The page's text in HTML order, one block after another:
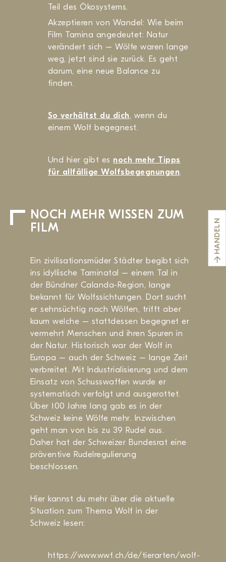
Teil des Ökosystems.
Akzeptieren von Wandel: Wie beim
Film Tamina angedeutet: Natur
verändert sich – Wölfe waren lange
weg, jetzt sind sie zurück. Es geht
darum, eine neue Balance zu
finden.
So verhältst du dich, wenn du
einem Wolf begegnest.
Und hier gibt es noch mehr Tipps
für allfällige Wolfsbegegnungen.
NOCH MEHR WISSEN ZUM
FILM
Ein zivilisationsmüder Städter begibt sich
ins idyllische Taminatal – einem Tal in
der Bündner Calanda-Region, lange
bekannt für Wolfssichtungen. Dort sucht
er sehnsüchtig nach Wölfen, trifft aber
kaum welche – stattdessen begegnet er
vermehrt Menschen und ihren Spuren in
der Natur. Historisch war der Wolf in
Europa – auch der Schweiz – lange Zeit
verbreitet. Mit Industrialisierung und dem
Einsatz von Schusswaffen wurde er
systematisch verfolgt und ausgerottet.
Über 100 Jahre lang gab es in der
Schweiz keine Wölfe mehr. Inzwischen
geht man von bis zu 39 Rudel aus.
Daher hat der Schweizer Bundesrat eine
präventive Rudelregulierung
beschlossen.
Hier kannst du mehr über die aktuelle
Situation zum Thema Wolf in der
Schweiz lesen:
https://www.wwf.ch/de/tierarten/wolf-
HANDELN